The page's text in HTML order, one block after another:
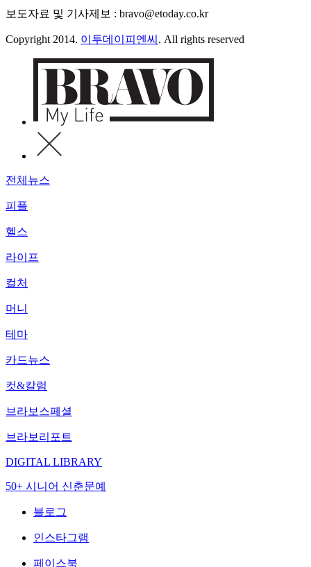
보도자료 및 기사제보 : bravo@etoday.co.kr
Copyright 2014. 이투데이피엔씨 . All rights reserved
전체뉴스
피플
헬스
라이프
컬처
머니
테마
카드뉴스
컷&칼럼
브라보스페셜
브라보리포트
DIGITAL LIBRARY
50+ 시니어 신춘문예
블로그
인스타그램
페이스북